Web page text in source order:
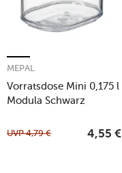
Vorratsdose Mini 0,175 l
Modula Schwarz
MEPAL
UVP4,79 € 4,55 €